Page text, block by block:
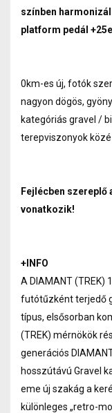
színben
platform pedál
0km-es új, fotók
nagyon dögös,
kategóriás gravel /
terepviszonyok közé
Fejlécben
vonatkozik!
+INFO
A DIAMANT (TREK)
futótűzként terjedő
típus, elsősorban
(TREK) mérnökök
generációs
hosszútávú Gravel
eme új szakág a
különleges „retro-